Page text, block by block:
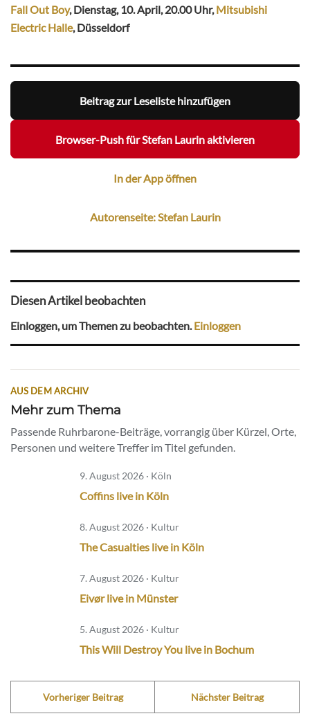
Fall Out Boy, Dienstag, 10. April, 20.00 Uhr,Mitsubishi
Electric Halle, Düsseldorf
Beitrag zur Leseliste hinzufügen
Browser-Push für Stefan Laurin aktivieren
In der App öffnen
Autorenseite: Stefan Laurin
Diesen Artikel beobachten
Einloggen, um Themen zu beobachten. Einloggen
AUS DEM ARCHIV
Mehr zum Thema
Passende Ruhrbarone-Beiträge, vorrangig über Kürzel, Orte,
Personen und weitere Treffer im Titel gefunden.
9. August 2026 · Köln
Coffins live in Köln
8. August 2026 · Kultur
The Casualties live in Köln
7. August 2026 · Kultur
Eivør live in Münster
5. August 2026 · Kultur
This Will Destroy You live in Bochum
Vorheriger Beitrag Nächster Beitrag